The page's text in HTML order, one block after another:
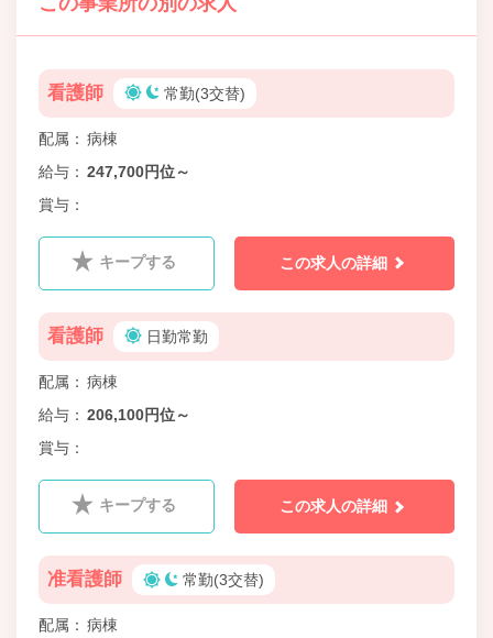
看護師 常勤(3交替)
配属
病棟
給与
247,700円位～
賞与
キープする この求人の詳細
看護師 日勤常勤
配属
病棟
給与
206,100円位～
賞与
キープする この求人の詳細
准看護師 常勤(3交替)
配属 病棟